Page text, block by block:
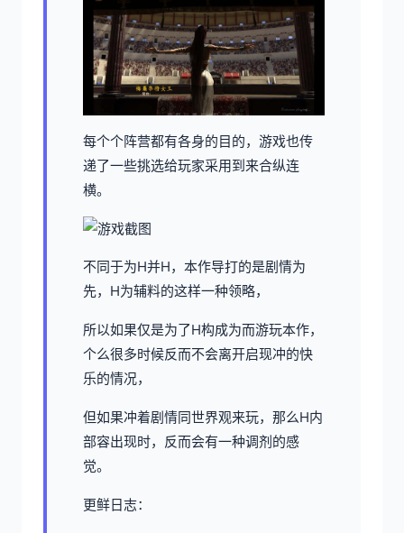
每个个阵营都有各身的目的，游戏也传
递了一些挑选给玩家采用到来合纵连
横。
不同于为H并H，本作导打的是剧情为
先，H为辅料的这样一种领略，
所以如果仅是为了H构成为而游玩本作，
个么很多时候反而不会离开启现冲的快
乐的情况，
但如果冲着剧情同世界观来玩，那么H内
部容出现时，反而会有一种调剂的感
觉。
更鲜日志：